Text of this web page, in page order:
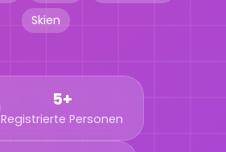
Skien
5+
Registrierte Personen